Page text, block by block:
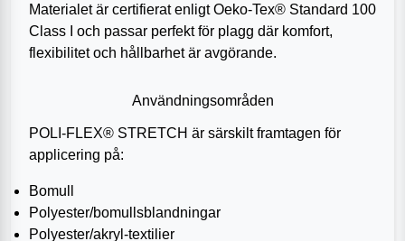
Materialet är certifierat enligt Oeko-Tex® Standard 100
Class I och passar perfekt för plagg där komfort,
flexibilitet och hållbarhet är avgörande.
Användningsområden
POLI-FLEX® STRETCH är särskilt framtagen för
applicering på:
Bomull
Polyester/bomullsblandningar
Polyester/akryl-textilier